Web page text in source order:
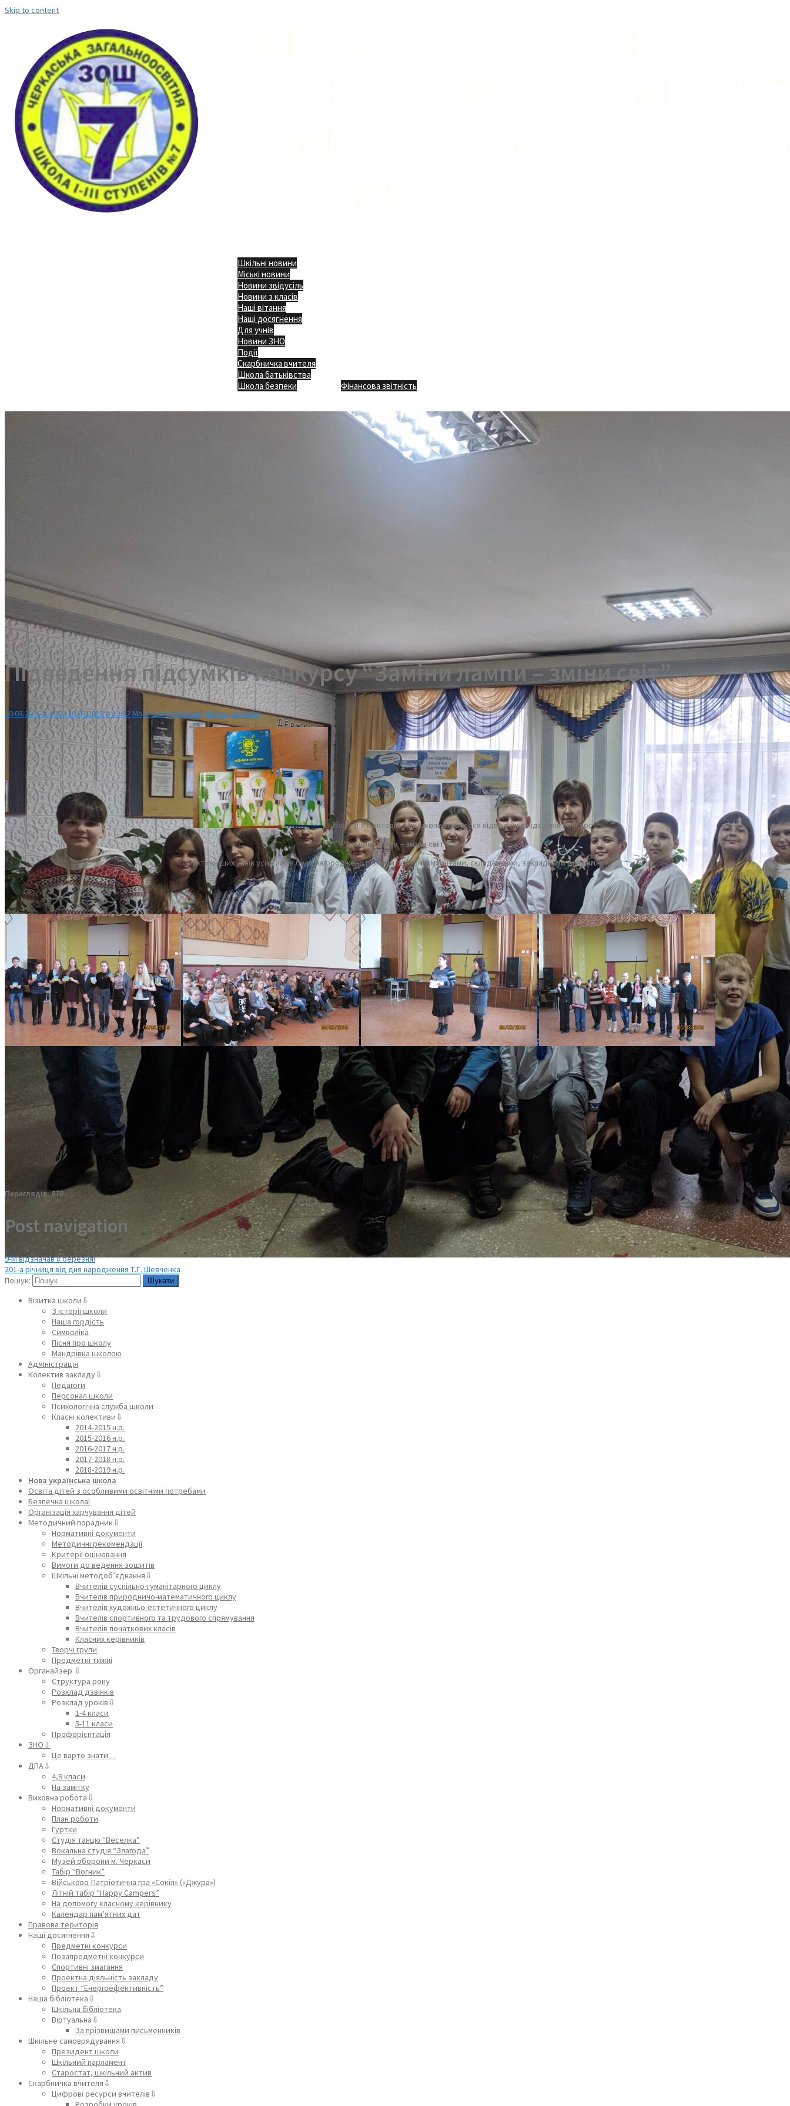
Skip to content
Шкільні новини
Міські новини
Новини звідусіль
Новини з класів
Наші вітання
Наші досягнення
Для учнів
Новини ЗНО
Події
Скарбничка вчителя
Школа батьківства
Школа безпеки
Фінансова звітність
Підведення підсумків конкурсу “Заміни лампи – зміни світ”.
10.03.2015 о 10:3110.03.2015 о 13:52МодераторНовини, Шкільні новини
6 березня в актовій залі школи відбулося підведення підсумків конкурсу
“Заміни лампи – зміни світ”.
Найактивніших учнів усіх класів було нагороджено різними призами: магнітами, складанками, закладками для книжок.
Переглядів:870
Post navigation
9-М відзначав 8 березня!
201-а річниця від дня народження Т.Г. Шевченка
Пошук:
Візитка школи⇩
З історії школи
Наша гордість
Символіка
Пісня про школу
Мандрівка школою
Адміністрація
Колектив закладу⇩
Педагоги
Персонал школи
Психологічна служба школи
Класні колективи⇩
2014-2015 н.р.
2015-2016 н.р.
2016-2017 н.р.
2017-2018 н.р.
2018-2019 н.р.
Нова українська школа
Освіта дітей з особливими освітніми потребами
Безпечна школа!
Організація харчування дітей
Методичний порадник⇩
Нормативні документи
Методичні рекомендації
Критерії оцінювання
Вимоги до ведення зошитів
Шкільні методоб’єднання⇩
Вчителів суспільно-гуманітарного циклу
Вчителів природничо-математичного циклу
Вчителів художньо-естетичного циклу
Вчителів спортивного та трудового спрямування
Вчителів початкових класів
Класних керівників
Творчі групи
Предметні тижні
Органайзер ⇩
Структура року
Розклад дзвінків
Розклад уроків⇩
1-4 класи
5-11 класи
Профорієнтація
ЗНО⇩
Це варто знати…
ДПА⇩
4,9 класи
На замітку
Виховна робота⇩
Нормативні документи
План роботи
Гуртки
Студія танцю “Веселка”
Вокальна студія “Злагода”
Музей оборони м. Черкаси
Табір “Вогник”
Військово-Патріотична гра «Сокіл» («Джура»)
Літній табір “Happy Campers”
На допомогу класному керівнику
Календар пам’ятних дат
Правова територія
Наші досягнення⇩
Предметні конкурси
Позапредметні конкурси
Спортивні змагання
Проектна діяльність закладу
Проект “Енергоефективність”
Наша бібліотека⇩
Шкільна бібліотека
Віртуальна⇩
За прізвищами письменників
Шкільне самоврядування⇩
Президент школи
Шкільний парламент
Старостат, шкільний актив
Скарбничка вчителя⇩
Цифрові ресурси вчителів⇩